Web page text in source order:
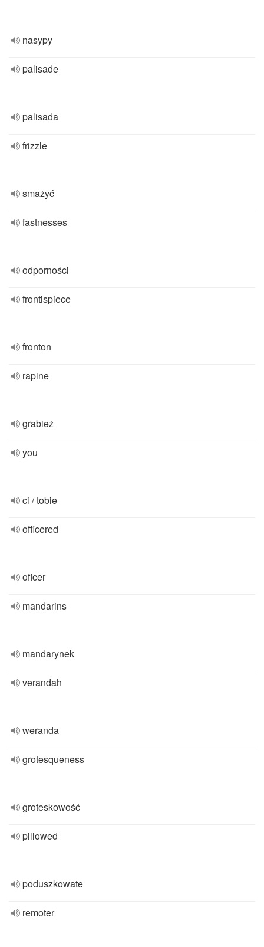
nasypy
palisade
palisada
frizzle
smażyć
fastnesses
odporności
frontispiece
fronton
rapine
grabież
you
ci / tobie
officered
oficer
mandarins
mandarynek
verandah
weranda
grotesqueness
groteskowość
pillowed
poduszkowate
remoter